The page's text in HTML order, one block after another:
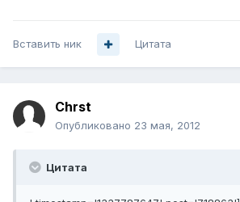
Вставить ник Цитата
Chrst
Опубликовано 23 мая, 2012
Цитата